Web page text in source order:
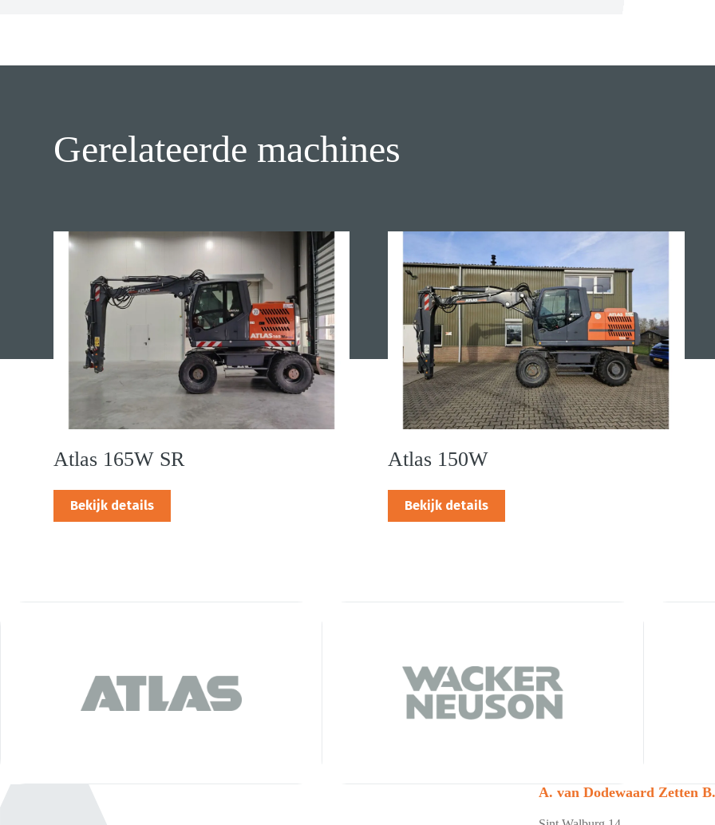
Gerelateerde machines
Atlas 165W SR
Bekijk details
Atlas 150W
Bekijk details
A. van Dodewaard Zetten